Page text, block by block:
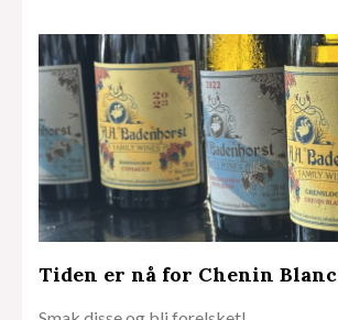
Tiden er nå for Chenin Blanc